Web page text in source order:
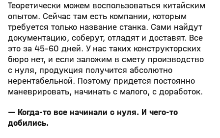
Теоретически можем воспользоваться китайским
опытом. Сейчас там есть компании, которым
требуется только название станка. Сами найдут
документацию, соберут, отладят и доставят. Все
это за 45-60 дней. У нас таких конструкторских
бюро нет, и если заложим в смету производство
с нуля, продукция получится абсолютно
нерентабельной. Поэтому придется постоянно
маневрировать, начинать с малого, с доработок.
— Когда-то все начинали с нуля. И чего-то
добились.